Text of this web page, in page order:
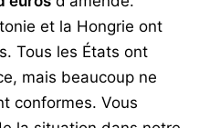
et la Hongrie ont
Tous les États ont
mais beaucoup ne
conformes. Vous